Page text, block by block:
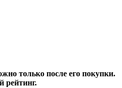
только после его покупки.
рейтинг.